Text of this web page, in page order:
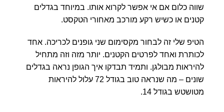
שווה כלום אם אי אפשר לקרוא אותו. במיוחד בגדלים
קטנים או כשיש רקע מורכב מאחורי הטקסט.
הטיפ שלי זה לבחור מקסימום שני גופנים לכריכה. אחד
לכותרת ואחד לפרטים הקטנים. יותר מזה וזה מתחיל
להיראות מבולגן. ותמיד תבדקו איך הגופן נראה בגדלים
שונים – מה שנראה טוב בגודל 72 עלול להיראות
מטושטש בגודל 14.